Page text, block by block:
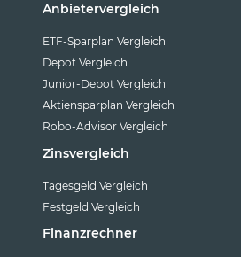
Anbietervergleich
ETF-Sparplan Vergleich
Depot Vergleich
Junior-Depot Vergleich
Aktiensparplan Vergleich
Robo-Advisor Vergleich
Zinsvergleich
Tagesgeld Vergleich
Festgeld Vergleich
Finanzrechner